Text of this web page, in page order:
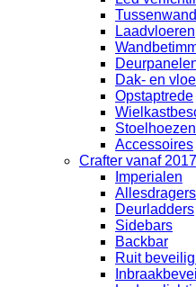
Laadvloeren
Dak- en
Opstaptrede
Stoelhoezen
Accessoires
Crafter vanaf 2017
Imperialen
Deurladders
Sidebars
Backbar
Ruit